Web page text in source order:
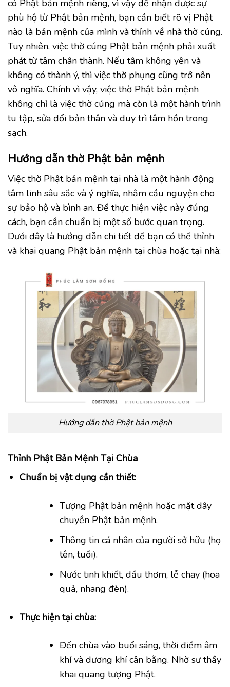
có Phật bản mệnh riêng, vì vậy để nhận được sự
phù hộ từ Phật bản mệnh, bạn cần biết rõ vị Phật
nào là bản mệnh của mình và thỉnh về nhà thờ cúng.
Tuy nhiên, việc thờ cúng Phật bản mệnh phải xuất
phát từ tâm chân thành. Nếu tâm không yên và
không có thành ý, thì việc thờ phụng cũng trở nên
vô nghĩa. Chính vì vậy, việc thờ Phật bản mệnh
không chỉ là việc thờ cúng mà còn là một hành trình
tu tập, sửa đổi bản thân và duy trì tâm hồn trong
sạch.
Hướng dẫn thờ Phật bản mệnh
Việc thờ Phật bản mệnh tại nhà là một hành động
tâm linh sâu sắc và ý nghĩa, nhằm cầu nguyện cho
sự bảo hộ và bình an. Để thực hiện việc này đúng
cách, bạn cần chuẩn bị một số bước quan trọng.
Dưới đây là hướng dẫn chi tiết để bạn có thể thỉnh
và khai quang Phật bản mệnh tại chùa hoặc tại nhà:
Hướng dẫn thờ Phật bản mệnh
Thỉnh Phật Bản Mệnh Tại Chùa
Chuẩn bị vật dụng cần thiết:
Tượng Phật bản mệnh hoặc mặt dây
chuyền Phật bản mệnh.
Thông tin cá nhân của người sở hữu (họ
tên, tuổi).
Nước tinh khiết, dầu thơm, lễ chay (hoa
quả, nhang đèn).
Thực hiện tại chùa:
Đến chùa vào buổi sáng, thời điểm âm
khí và dương khí cân bằng. Nhờ sư thầy
khai quang tượng Phật.